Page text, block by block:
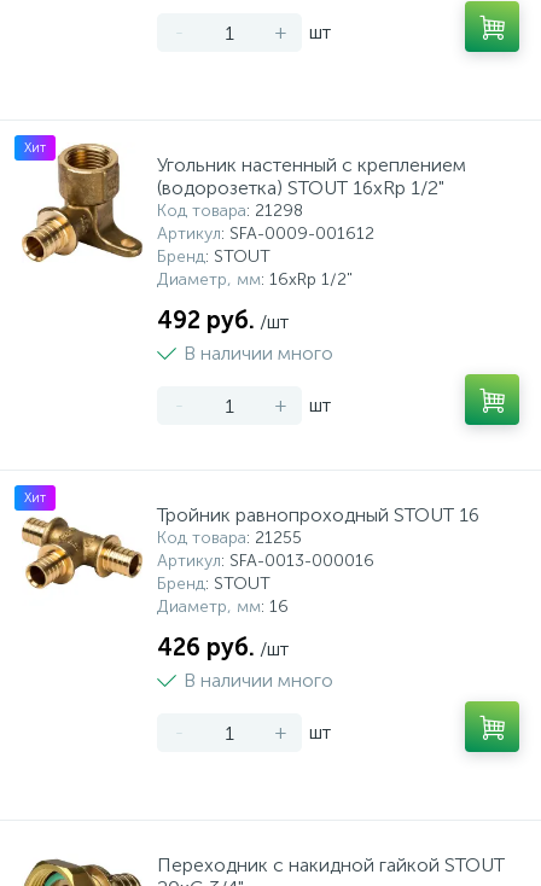
- + шт
Хит
Угольник настенный с креплением
(водорозетка) STOUT 16xRp 1/2"
Код товара: 21298
Артикул: SFA-0009-001612
Бренд: STOUT
Диаметр, мм: 16xRp 1/2"
492 руб. /шт
В наличии много
- + шт
Хит
Тройник равнопроходный STOUT 16
Код товара: 21255
Артикул: SFA-0013-000016
Бренд: STOUT
Диаметр, мм: 16
426 руб. /шт
В наличии много
- + шт
Переходник с накидной гайкой STOUT